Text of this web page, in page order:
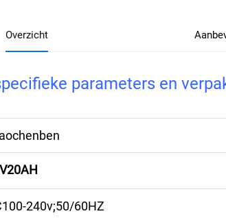
Overzicht
parameters en
240v;50/60HZ